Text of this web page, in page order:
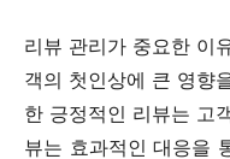
리뷰 관리가 중요한 이
객의 첫인상에 큰 영향
한 긍정적인 리뷰는 고
뷰는 효과적인 대응을